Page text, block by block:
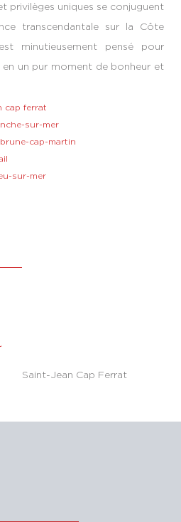
privilèges uniques se conjuguent
transcendantale sur la Côte
minutieusement pensé pour
un pur moment de bonheur et
cap ferrat
sur-mer
cap-martin
sur-mer
Saint-Jean Cap Ferrat